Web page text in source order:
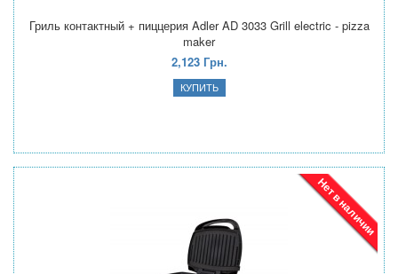
Гриль контактный + пиццерия Adler AD 3033 Grill electric - pizza
maker
2,123 Грн.
Нет в наличии